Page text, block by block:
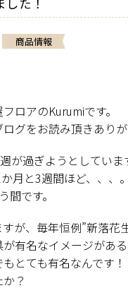
商品情報
ロアのKurumiです。
グをお読み頂きありが
が過ぎようとしていま
月と3週間ほど、、、。
間です。
が、毎年恒例”新落花
有名なイメージがある
とても有名なんです！
？